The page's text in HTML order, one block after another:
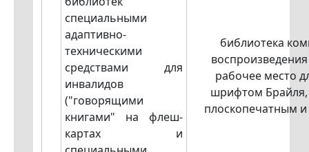
специальными
адаптивно-
техническими
средствами для
инвалидов
("говорящими
книгами" на флеш-
картах и
библиотека
рабочее место
шрифтом
плоскопечатным